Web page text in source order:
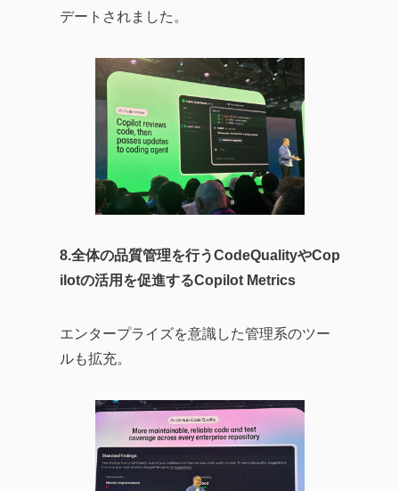
デートされました。
8.全体の品質管理を行うCodeQualityやCop
ilotの活用を促進するCopilot Metrics
エンタープライズを意識した管理系のツー
ルも拡充。